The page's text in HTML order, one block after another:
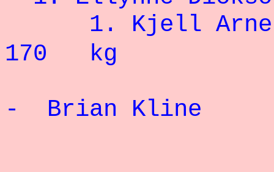
1.
170 kg
- Brian